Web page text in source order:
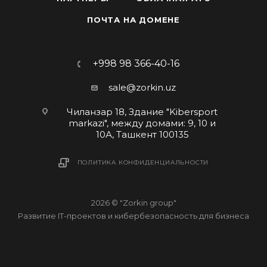
ПОЧТА НА ДОМЕНЕ
+998 98 366-40-16
sale@zorkin.uz
Чиланзар 18, Здание "Kibersport
markazi", между домами: 9, 10 и
10А, Ташкент 100135
ПОЛИТИКА КОНФИДЕНЦИАЛЬНОСТИ
2026 © "Zorkin group"
Развитие IT-проектов и кибербезопасность для бизнеса